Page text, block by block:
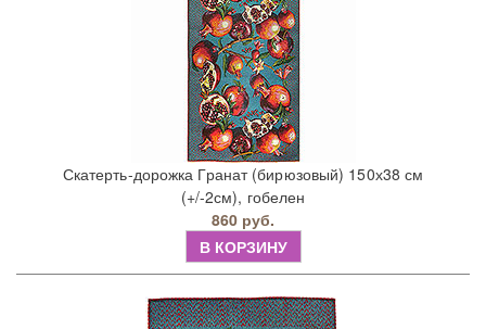
Скатерть-дорожка Гранат (бирюзовый) 150х38 см
(+/-2см), гобелен
860 руб.
В КОРЗИНУ